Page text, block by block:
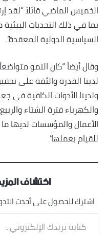
الخميس الماضي قائلاً “لقد
بما في ذلك التحديات
السياسية الدولية المعقدة”.
وقال أيضاً “كان النمو
لدينا القدرة والثقة على
ولدينا الأدوات الكافية في
والكهرباء فترة الشتاء
الأعمال والمؤسسات لديها
للقيام بعملها”.
اكتشاف
اشترك للحصول على أحدث
كتابة بريدك الإلكتروني...